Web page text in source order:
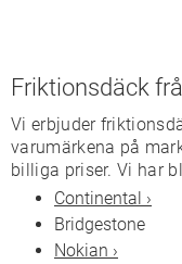
Friktionsdäck
Vi erbjuder
varumärkena på
billiga priser. Vi har
Continental ›
Bridgestone
Nokian ›